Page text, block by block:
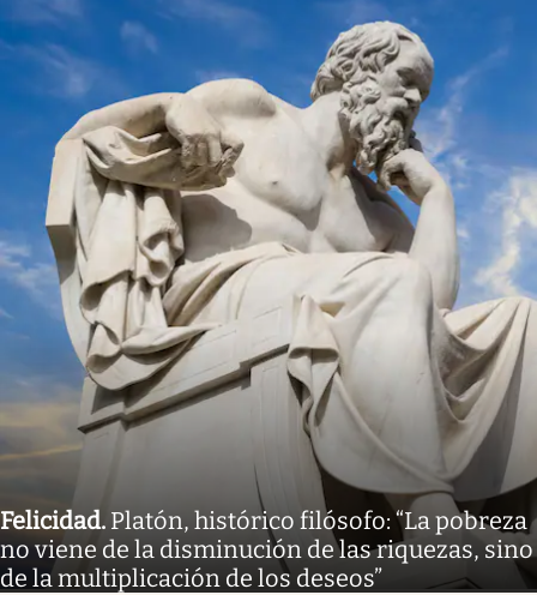
Felicidad. Platón, histórico filósofo: “La pobreza
no viene de la disminución de las riquezas, sino
de la multiplicación de los deseos”